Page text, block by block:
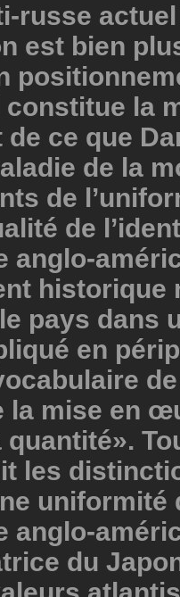
russe
est bien
la
de ce que
de la
de
de
anglo-
historique
pays dans
en
la mise en
quantité».
les
uniformité
anglo-
du